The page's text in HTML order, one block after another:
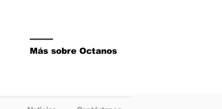
Más sobre Octanos